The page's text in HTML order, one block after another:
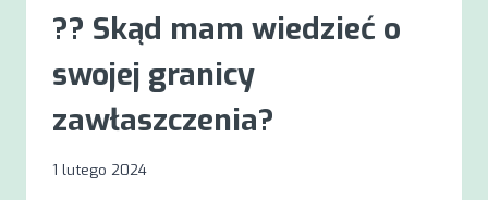
?? Skąd mam wiedzieć o
swojej granicy
zawłaszczenia?
1 lutego 2024